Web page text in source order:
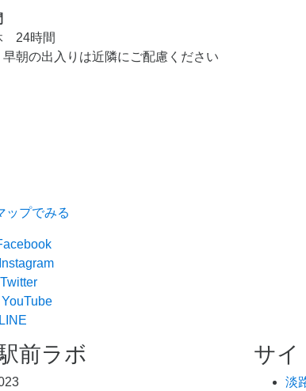
24時間
朝の出入りは近隣にご配慮ください
ップでみる
Instagram
Twitter
YouTube
LINE
前ラボ サイ
淡